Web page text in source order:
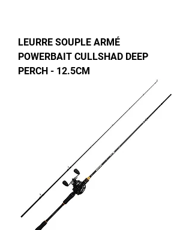
LEURRE SOUPLE ARMÉ
POWERBAIT CULLSHAD DEEP
PERCH - 12.5CM